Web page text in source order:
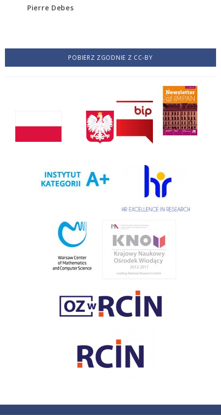
Pierre Debes
POBIERZ ZGODNIE Z CC-BY